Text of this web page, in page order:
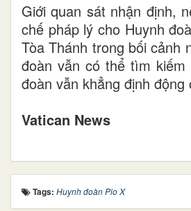
Giới quan sát nhận định,
chế pháp lý cho Huynh
Tòa Thánh trong bối cảnh
đoàn vẫn có thể tìm
đoàn vẫn khẳng định
Vatican News
Tags: Huynh đoàn Pio X